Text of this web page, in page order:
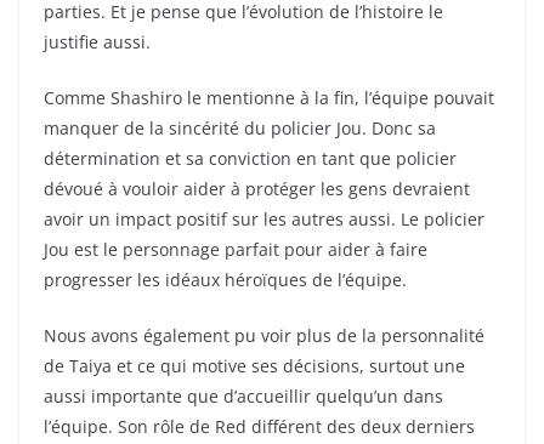
parties. Et je pense que l’évolution de l’histoire le
justifie aussi.
Comme Shashiro le mentionne à la fin, l’équipe pouvait
manquer de la sincérité du policier Jou. Donc sa
détermination et sa conviction en tant que policier
dévoué à vouloir aider à protéger les gens devraient
avoir un impact positif sur les autres aussi. Le policier
Jou est le personnage parfait pour aider à faire
progresser les idéaux héroïques de l’équipe.
Nous avons également pu voir plus de la personnalité
de Taiya et ce qui motive ses décisions, surtout une
aussi importante que d’accueillir quelqu’un dans
l’équipe. Son rôle de Red différent des deux derniers